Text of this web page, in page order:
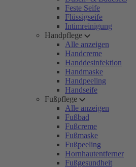
Feste Seife
Flüssigseife
Intimreinigung
Handpflege
Alle anzeigen
Handcreme
Handdesinfektion
Handmaske
Handpeeling
Handseife
Fußpflege
Alle anzeigen
Fußbad
Fußcreme
Fußmaske
Fußpeeling
Hornhautentferner
Fußgesundheit